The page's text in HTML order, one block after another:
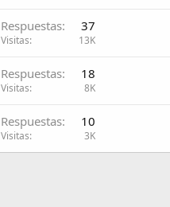
Respuestas 37
Visitas 13K
Respuestas 18
Visitas 8K
Respuestas 10
Visitas 3K